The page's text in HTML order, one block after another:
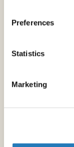
Preferences
Statistics
Marketing
助成